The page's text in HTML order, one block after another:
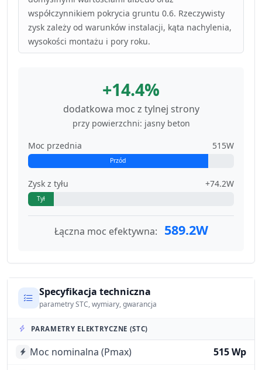
współczynnikiem pokrycia gruntu 0.6. Rzeczywisty
zysk zależy od warunków instalacji, kąta nachylenia,
wysokości montażu i pory roku.
+14.4%
dodatkowa moc z tylnej strony
przy powierzchni: jasny beton
Moc przednia
515W
Przód
Zysk z tyłu +74.2W
Tył
Łączna moc efektywna: 589.2W
Specyfikacja techniczna
parametry STC, wymiary, gwarancja
PARAMETRY ELEKTRYCZNE (STC)
Moc nominalna (Pmax)
515 Wp